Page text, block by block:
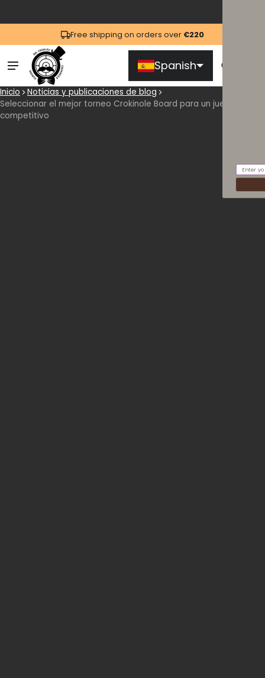
Free shipping on orders over €220
Spanish
Inicio
Noticias y publicaciones de blog
Seleccionar el mejor torneo Crokinole Board para un juego
competitivo
Email